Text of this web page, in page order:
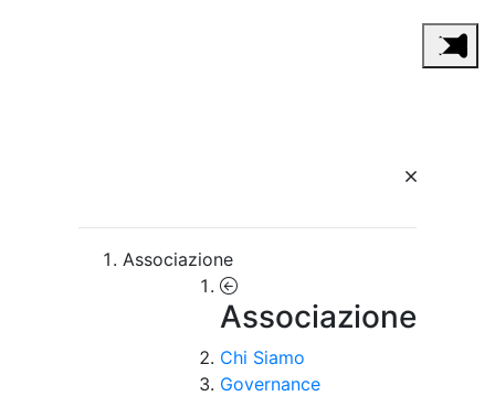
Associazione
Associazione
Chi Siamo
Governance